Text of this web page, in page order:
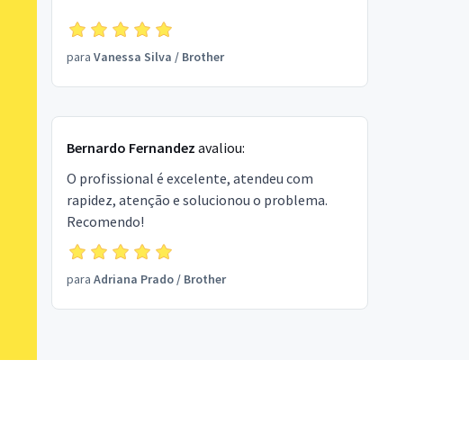
para Vanessa Silva / Brother
Bernardo Fernandez avaliou:
O profissional é excelente, atendeu com
rapidez, atenção e solucionou o problema.
Recomendo!
para Adriana Prado/ Brother